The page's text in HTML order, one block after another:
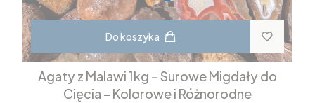
Do koszyka
Agaty z Malawi 1kg – Surowe Migdały do
Cięcia – Kolorowe i Różnorodne